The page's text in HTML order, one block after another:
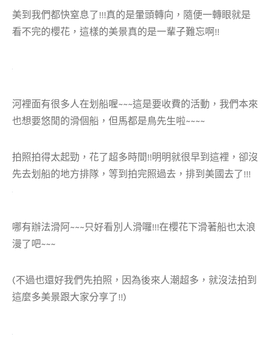
美到我們都快窒息了!!!真的是暈頭轉向，隨便一轉眼就是
看不完的櫻花，這樣的美景真的是一輩子難忘啊!!
河裡面有很多人在划船喔~~~這是要收費的活動，我們本來
也想要悠閒的滑個船，但馬都是鳥先生啦~~~~
拍照拍得太起勁，花了超多時間!!明明就很早到這裡，卻沒
先去划船的地方排隊，等到拍完照過去，排到美國去了!!!
哪有辦法滑阿~~~只好看別人滑囉!!!在櫻花下滑著船也太浪
漫了吧~~~
(不過也還好我們先拍照，因為後來人潮超多，就沒法拍到
這麼多美景跟大家分享了!!)